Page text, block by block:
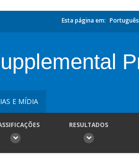
Esta página em: Português
E MÍDIA
RESULTADOS